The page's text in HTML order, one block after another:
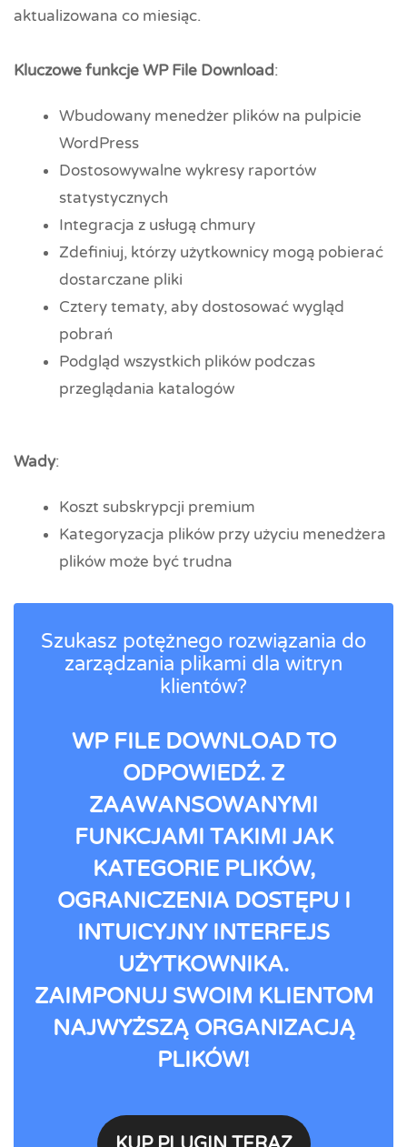
aktualizowana co miesiąc.
Kluczowe funkcje WP File Download:
Wbudowany menedżer plików na pulpicie
WordPress
Dostosowywalne wykresy raportów
statystycznych
Integracja z usługą chmury
Zdefiniuj, którzy użytkownicy mogą pobierać
dostarczane pliki
Cztery tematy, aby dostosować wygląd
pobrań
Podgląd wszystkich plików podczas
przeglądania katalogów
Wady:
Koszt subskrypcji premium
Kategoryzacja plików przy użyciu menedżera
plików może być trudna
Szukasz potężnego rozwiązania do
zarządzania plikami dla witryn
klientów?
WP FILE DOWNLOAD TO
ODPOWIEDŹ. Z
ZAAWANSOWANYMI
FUNKCJAMI TAKIMI JAK
KATEGORIE PLIKÓW,
OGRANICZENIA DOSTĘPU I
INTUICYJNY INTERFEJS
UŻYTKOWNIKA.
ZAIMPONUJ SWOIM KLIENTOM
NAJWYŻSZĄ ORGANIZACJĄ
PLIKÓW!